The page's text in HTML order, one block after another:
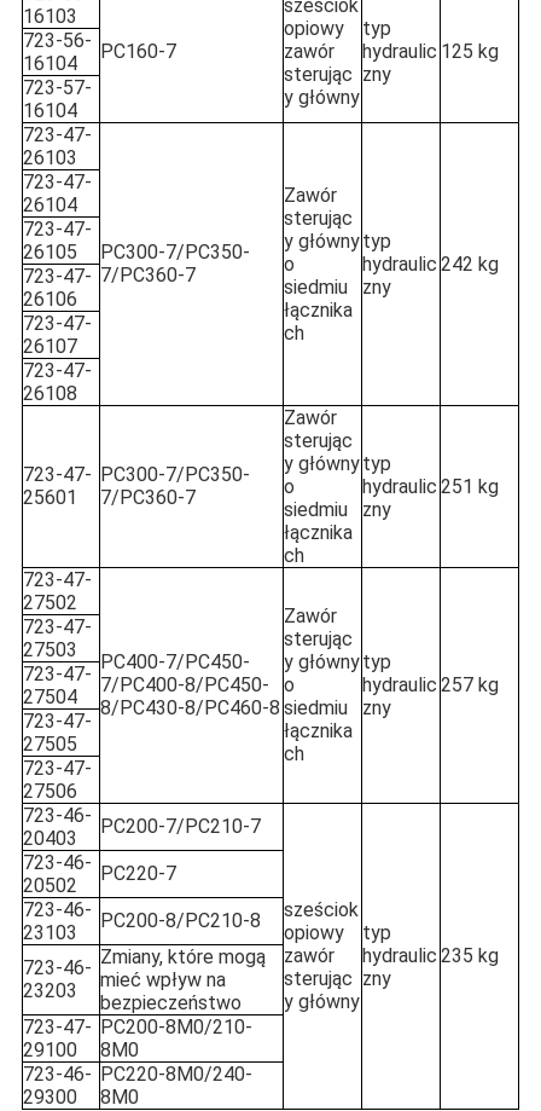
16103
PC160-7
sześciok
opiowy
zawór
sterując
y główny
typ
hydraulic
zny
125 kg
723-56-
16104
723-57-
16104
723-47-
26103
PC300-7/PC350-
7/PC360-7
Zawór
sterując
y główny
o
siedmiu
łącznika
ch
typ
hydraulic
zny
242 kg
723-47-
26104
723-47-
26105
723-47-
26106
723-47-
26107
723-47-
26108
723-47-
25601
PC300-7/PC350-
7/PC360-7
Zawór
sterując
y główny
o
siedmiu
łącznika
ch
typ
hydraulic
zny
251 kg
723-47-
27502
PC400-7/PC450-
7/PC400-8/PC450-
8/PC430-8/PC460-8
Zawór
sterując
y główny
o
siedmiu
łącznika
ch
typ
hydraulic
zny
257 kg
723-47-
27503
723-47-
27504
723-47-
27505
723-47-
27506
723-46-
20403
PC200-7/PC210-7
sześciok
opiowy
zawór
sterując
y główny
typ
hydraulic
zny
235 kg
723-46-
20502
PC220-7
723-46-
23103
PC200-8/PC210-8
723-46-
23203
Zmiany, które mogą
mieć wpływ na
bezpieczeństwo
723-47-
29100
PC200-8M0/210-
8M0
723-46-
29300
PC220-8M0/240-
8M0